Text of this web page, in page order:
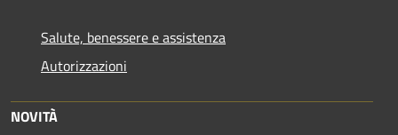
Salute, benessere e assistenza
Autorizzazioni
NOVITÀ